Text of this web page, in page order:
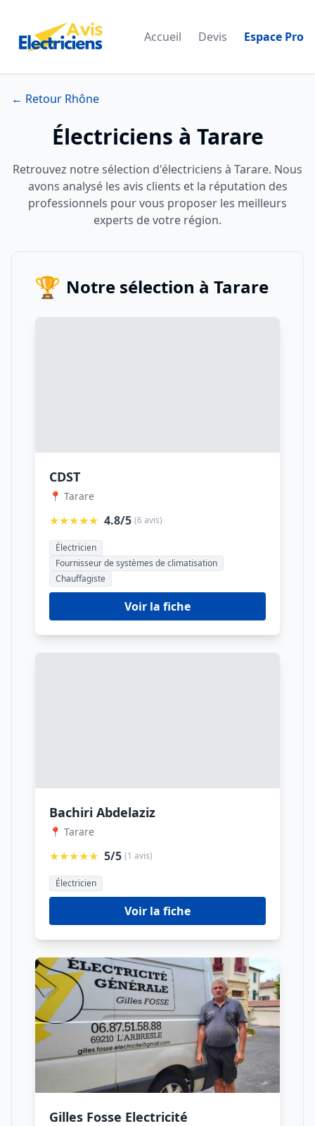
Accueil Devis Espace Pro
← Retour Rhône
Électriciens à Tarare
Retrouvez notre sélection d'électriciens à Tarare. Nous
avons analysé les avis clients et la réputation des
professionnels pour vous proposer les meilleurs
experts de votre région.
🏆 Notre sélection à Tarare
CDST
📍 Tarare
★★★★★ 4.8/5 (6 avis)
Électricien
Fournisseur de systèmes de climatisation
Chauffagiste
Voir la fiche
Bachiri Abdelaziz
📍 Tarare
★★★★★ 5/5 (1 avis)
Électricien
Voir la fiche
Gilles Fosse Electricité